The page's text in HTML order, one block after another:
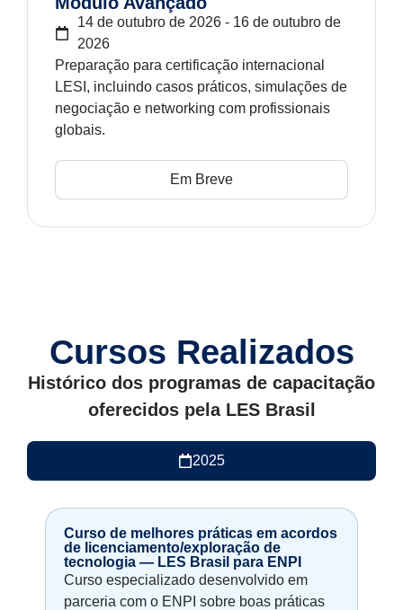
14 de outubro de 2026 - 16 de outubro de
2026
Preparação para certificação internacional
LESI, incluindo casos práticos, simulações de
negociação e networking com profissionais
globais.
Em Breve
Cursos Realizados
Histórico dos programas de capacitação
oferecidos pela LES Brasil
2025
Curso de melhores práticas em acordos
de licenciamento/exploração de
tecnologia — LES Brasil para ENPI
Curso especializado desenvolvido em
parceria com o ENPI sobre boas práticas